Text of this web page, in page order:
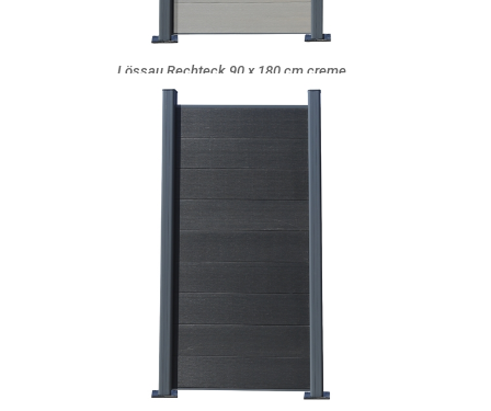
Lössau Rechteck 90 x 180 cm creme